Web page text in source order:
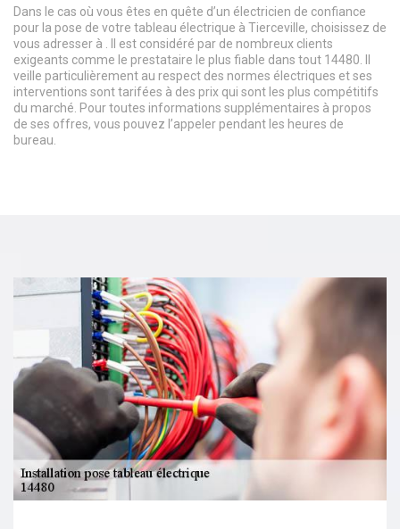
Dans le cas où vous êtes en quête d’un électricien de confiance
pour la pose de votre tableau électrique à Tierceville, choisissez de
vous adresser à . Il est considéré par de nombreux clients
exigeants comme le prestataire le plus fiable dans tout 14480. Il
veille particulièrement au respect des normes électriques et ses
interventions sont tarifées à des prix qui sont les plus compétitifs
du marché. Pour toutes informations supplémentaires à propos
de ses offres, vous pouvez l’appeler pendant les heures de
bureau.